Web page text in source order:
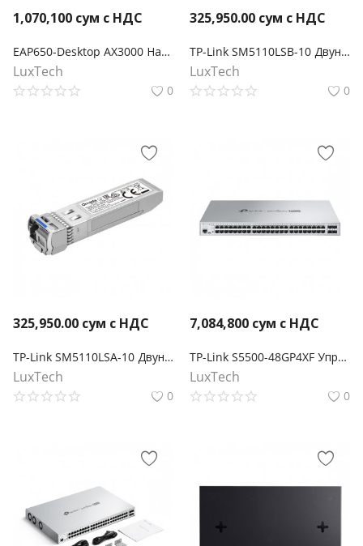
1,070,100 сум с НДС
EAP650-Desktop AX3000 Настольная гигабитная точка доступа WiFi 6
LuxTech
0
325,950.00 сум с НДС
TP-Link SM5110LSB-10 Двунаправленный модуль Omada 10GBase-BX WDM SFP+ LC
LuxTech
0
325,950.00 сум с НДС
TP-Link SM5110LSA-10 Двунаправленный модуль Omada 10GBase-BX WDM SFP+ LC
LuxTech
0
7,084,800 сум с НДС
TP-Link S5500-48GP4XF Управляемый коммутатор Omada Pro 48 портов PoE+ Gigabit L2+ с 4 слотами SFP+
LuxTech
0